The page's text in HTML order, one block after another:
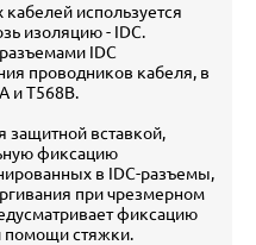
используется
изоляцию - IDC.
IDC
проводников кабеля, в
и T568B.
защитной вставкой,
фиксацию
в IDC-разъемы,
при чрезмерном
фиксацию
помощи стяжки.